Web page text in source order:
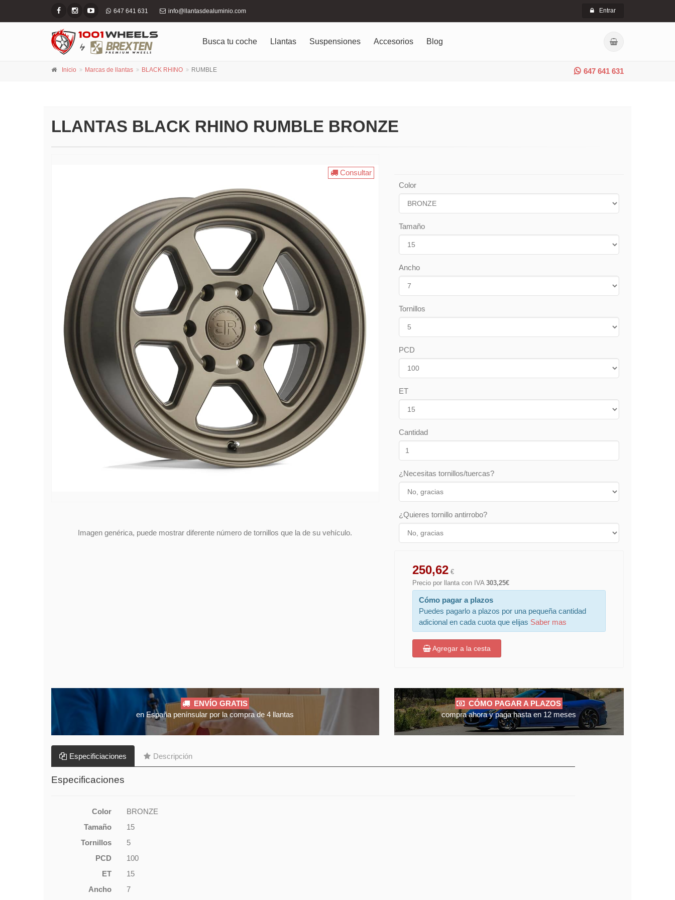
647 641 631 info@llantasdealuminio.com Entrar
Busca tu coche Llantas Suspensiones Accesorios Blog
647 641 631
Inicio Marcas de llantas BLACK RHINO RUMBLE
LLANTAS BLACK RHINO RUMBLE BRONZE
Imagen genérica, puede mostrar diferente número de tornillos que la de su vehículo.
Consultar
Color
Tamaño
Ancho
Tornillos
PCD
ET
Cantidad
¿Necesitas tornillos/tuercas?
¿Quieres tornillo antirrobo?
250,62 €
Precio por llanta con IVA 303,25€
Cómo pagar a plazos
Puedes pagarlo a plazos por una pequeña cantidad
adicional en cada cuota que elijas Saber mas
Agregar a la cesta
ENVÍO GRATIS
en España penínsular por la compra de 4 llantas
CÓMO PAGAR A PLAZOS
compra ahora y paga hasta en 12 meses
Especificiaciones Descripción
Especificaciones
Color
BRONZE
Tamaño
15
Tornillos
5
PCD
100
ET
15
Ancho
7